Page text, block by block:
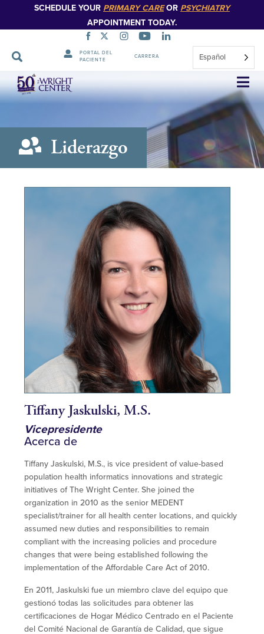
SCHEDULE YOUR PRIMARY CAREOR PSYCHIATRY
APPOINTMENT TODAY.
PORTAL DEL
PACIENTE
CARRERA Español
Saltar
navegación
Liderazgo
Tiffany Jaskulski, M.S.
Vicepresidente
Acerca de
Tiffany Jaskulski, M.S., is vice president of value-based
population health informatics innovations and strategic
initiatives of The Wright Center. She joined the
organization in 2010 as the senior MEDENT
specialist/trainer for all health center locations, and quickly
assumed new duties and responsibilities to remain
compliant with the increasing policies and procedure
changes that were being established following the
implementation of the Affordable Care Act of 2010.
En 2011, Jaskulski fue un miembro clave del equipo que
gestionó todas las solicitudes para obtener las
certificaciones de Hogar Médico Centrado en el Paciente
del Comité Nacional de Garantía de Calidad, que sigue